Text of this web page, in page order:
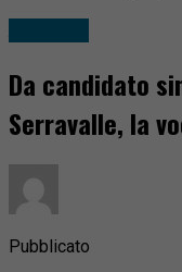
Da candidato
Serravalle, la
Pubblicato